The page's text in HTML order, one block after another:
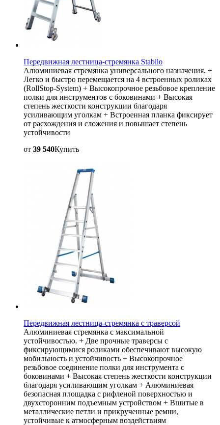
Передвижная лестница-стремянка Stabilo
Алюминиевая стремянка универсального назначения. +
Легко и быстро перемещается на 4 встроенных роликах
(RollStop-System) + Высокопрочное резьбовое крепление
полки для инструментов с боковинами + Высокая
степень жесткости конструкции благодаря
усиливающим уголкам + Встроенная планка фиксирует
от расхождения и сложения и повышает степень
устойчивости
от 39 540Купить
Передвижная лестница-стремянка с траверсой
Алюминиевая стремянка с максимальной
устойчивостью. + Две прочные траверсы с
фиксирующимися роликами обеспечивают высокую
мобильность и устойчивость + Высокопрочное
резьбовое соединение полки для инструмента с
боковинами + Высокая степень жесткости конструкции
благодаря усиливающим уголкам + Алюминиевая
безопасная площадка с рифленой поверхностью и
двухсторонним подъемным устройством + Вшитые в
металлические петли и прикрученные ремни,
устойчивые к атмосферным воздействиям